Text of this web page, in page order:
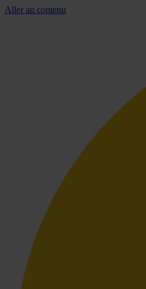
Aller au contenu